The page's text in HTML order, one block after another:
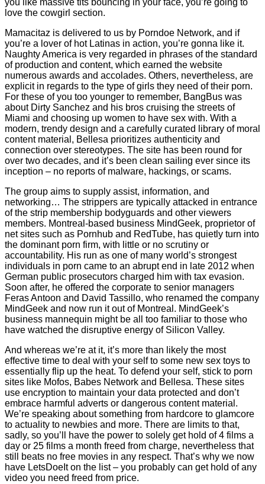
you like massive tits bouncing in your face, you’re going to
love the cowgirl section.
Mamacitaz is delivered to us by Porndoe Network, and if
you’re a lover of hot Latinas in action, you’re gonna like it.
Naughty America is very regarded in phrases of the standard
of production and content, which earned the website
numerous awards and accolades. Others, nevertheless, are
explicit in regards to the type of girls they need of their porn.
For these of you too younger to remember, BangBus was
about Dirty Sanchez and his bros cruising the streets of
Miami and choosing up women to have sex with. With a
modern, trendy design and a carefully curated library of moral
content material, Bellesa prioritizes authenticity and
connection over stereotypes. The site has been round for
over two decades, and it’s been clean sailing ever since its
inception – no reports of malware, hackings, or scams.
The group aims to supply assist, information, and
networking… The strippers are typically attacked in entrance
of the strip membership bodyguards and other viewers
members. Montreal-based business MindGeek, proprietor of
net sites such as Pornhub and RedTube, has quietly turn into
the dominant porn firm, with little or no scrutiny or
accountability. His run as one of many world’s strongest
individuals in porn came to an abrupt end in late 2012 when
German public prosecutors charged him with tax evasion.
Soon after, he offered the corporate to senior managers
Feras Antoon and David Tassillo, who renamed the company
MindGeek and now run it out of Montreal. MindGeek’s
business mannequin might be all too familiar to those who
have watched the disruptive energy of Silicon Valley.
And whereas we’re at it, it’s more than likely the most
effective time to deal with your self to some new sex toys to
essentially flip up the heat. To defend your self, stick to porn
sites like Mofos, Babes Network and Bellesa. These sites
use encryption to maintain your data protected and don’t
embrace harmful adverts or dangerous content material.
We’re speaking about something from hardcore to glamcore
to actuality to newbies and more. There are limits to that,
sadly, so you’ll have the power to solely get hold of 4 films a
day or 25 films a month freed from charge, nevertheless that
still beats no free movies in any respect. That’s why we now
have LetsDoeIt on the list – you probably can get hold of any
video you need freed from price.